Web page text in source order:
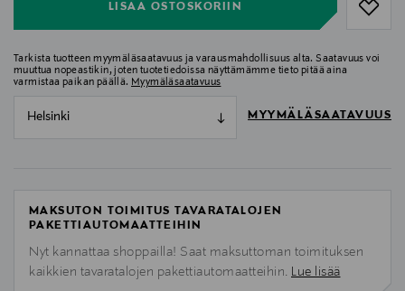
LISÄÄ OSTOSKORIIN
Tarkista tuotteen myymäläsaatavuus ja varausmahdollisuus alta. Saatavuus voi
muuttua nopeastikin, joten tuotetiedoissa näyttämämme tieto pitää aina
varmistaa paikan päällä. Myymäläsaatavuus
Helsinki MYYMÄLÄSAATAVUUS
MAKSUTON TOIMITUS TAVARATALOJEN
PAKETTIAUTOMAATTEIHIN
Nyt kannattaa shoppailla! Saat maksuttoman toimituksen
kaikkien tavaratalojen pakettiautomaatteihin. Lue lisää